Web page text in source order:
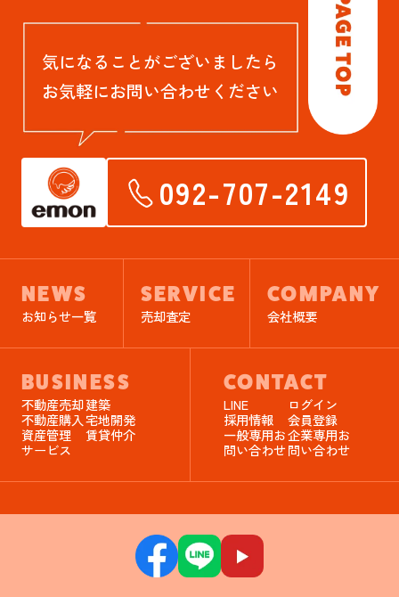
気になることがございましたら
お気軽にお問い合わせください
092-707-2149
NEWS
お知らせ一覧
SERVICE
売却査定
COMPANY
会社概要
BUSINESS
不動産売却建築
不動産購入宅地開発
資産管理
サービス
賃貸仲介
CONTACT
LINE
ログイン
採用情報
会員登録
一般専用お
問い合わせ
企業専用お
問い合わせ